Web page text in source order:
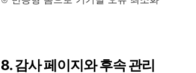
8. 감사 페이지와 후속 관리